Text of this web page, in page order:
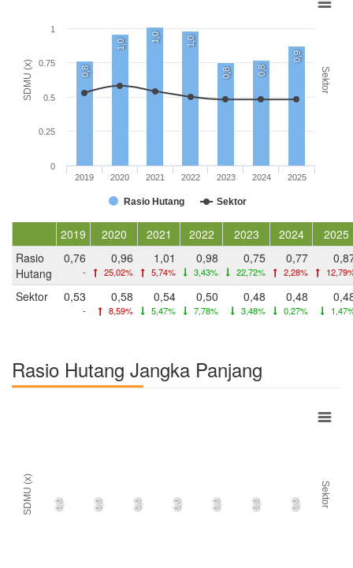
SDMU (x) Sektor
0,8
1,0
1,0 1,0
0,8 0,8
0,9
Rasio Hutang Sektor
2019 2020 2021 2022 2023 2024 2025
0
0.25
0.5
0.75
1
2019 2020 2021 2022 2023 2024
2025
Rasio
Hutang
0,76
-
0,96
25,02%
1,01
5,74%
0,98
3,43%
0,75
22,72%
0,77
2,28%
Sektor 0,53
-
0,58
8,59%
0,54
5,47%
0,50
7,78%
0,48
3,48%
0,48
0,27%
Rasio Hutang Jangka Panjang
SDMU (x) Sektor
0,0 0,0 0,0 0,0 0,0 0,0 0,0